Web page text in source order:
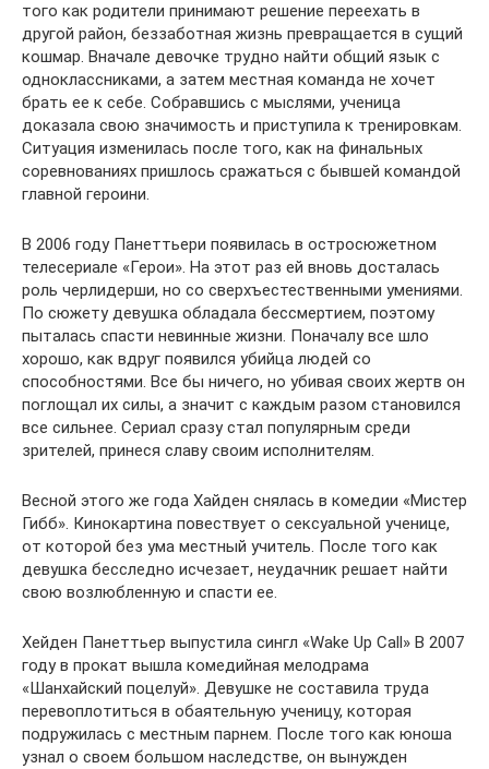
того как родители принимают решение переехать в
другой район, беззаботная жизнь превращается в сущий
кошмар. Вначале девочке трудно найти общий язык с
одноклассниками, а затем местная команда не хочет
брать ее к себе. Собравшись с мыслями, ученица
доказала свою значимость и приступила к тренировкам.
Ситуация изменилась после того, как на финальных
соревнованиях пришлось сражаться с бывшей командой
главной героини.
В 2006 году Панеттьери появилась в остросюжетном
телесериале «Герои». На этот раз ей вновь досталась
роль черлидерши, но со сверхъестественными умениями.
По сюжету девушка обладала бессмертием, поэтому
пыталась спасти невинные жизни. Поначалу все шло
хорошо, как вдруг появился убийца людей со
способностями. Все бы ничего, но убивая своих жертв он
поглощал их силы, а значит с каждым разом становился
все сильнее. Сериал сразу стал популярным среди
зрителей, принеся славу своим исполнителям.
Весной этого же года Хайден снялась в комедии «Мистер
Гибб». Кинокартина повествует о сексуальной ученице,
от которой без ума местный учитель. После того как
девушка бесследно исчезает, неудачник решает найти
свою возлюбленную и спасти ее.
Хейден Панеттьер выпустила сингл «Wake Up Call» В 2007
году в прокат вышла комедийная мелодрама
«Шанхайский поцелуй». Девушке не составила труда
перевоплотиться в обаятельную ученицу, которая
подружилась с местным парнем. После того как юноша
узнал о своем большом наследстве, он вынужден